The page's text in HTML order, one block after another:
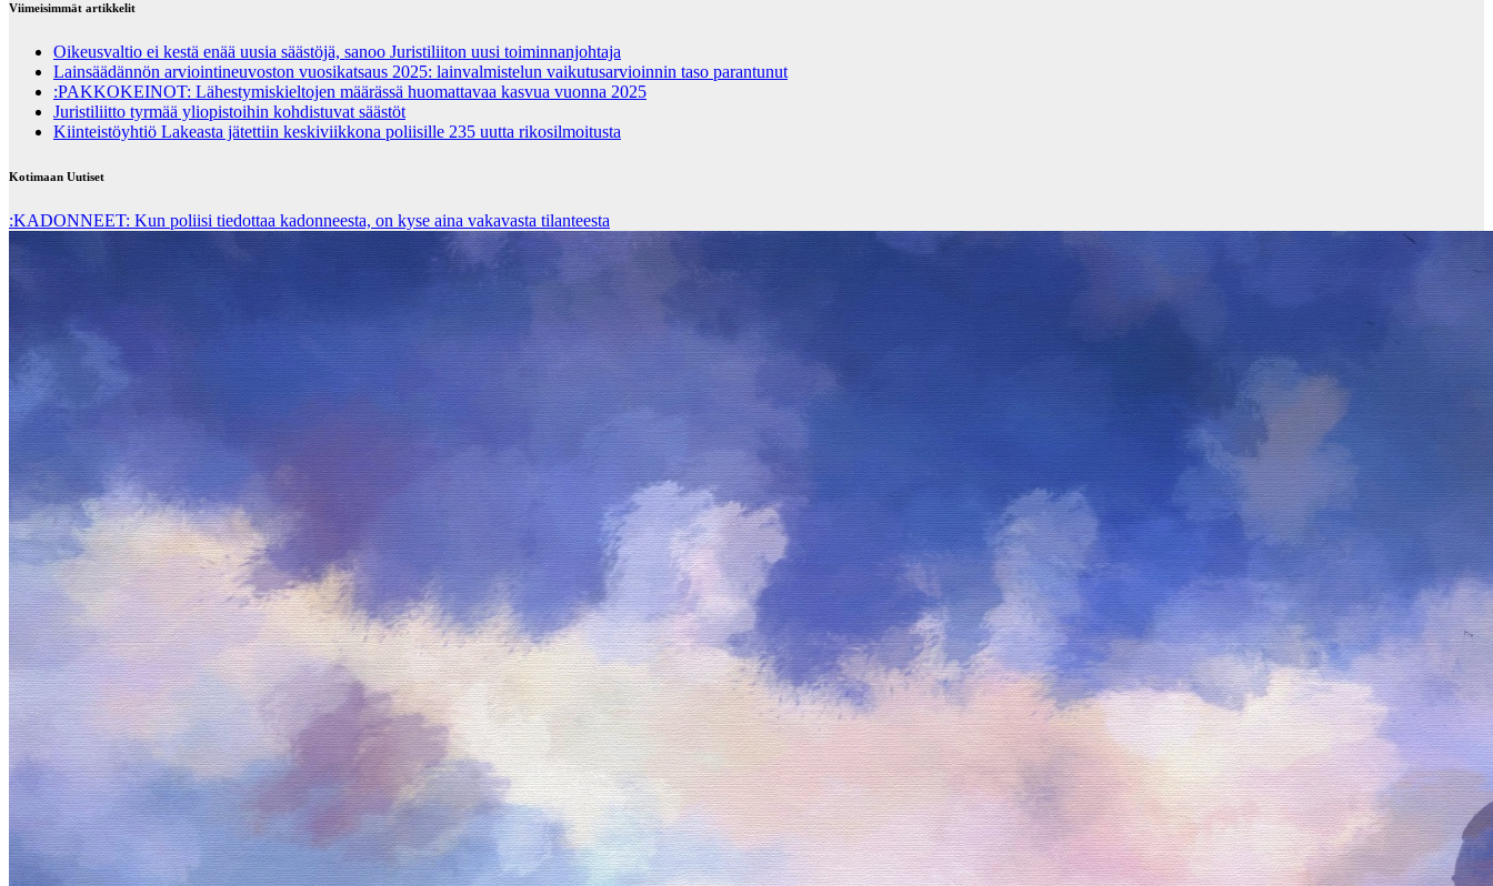
Viimeisimmät artikkelit
Oikeusvaltio ei kestä enää uusia säästöjä, sanoo Juristiliiton uusi toiminnanjohtaja
Lainsäädännön arviointineuvoston vuosikatsaus 2025: lainvalmistelun vaikutusarvioinnin taso parantunut
:PAKKOKEINOT: Lähestymiskieltojen määrässä huomattavaa kasvua vuonna 2025
Juristiliitto tyrmää yliopistoihin kohdistuvat säästöt
Kiinteistöyhtiö Lakeasta jätettiin keskiviikkona poliisille 235 uutta rikosilmoitusta
Kotimaan Uutiset
:KADONNEET: Kun poliisi tiedottaa kadonneesta, on kyse aina vakavasta tilanteesta